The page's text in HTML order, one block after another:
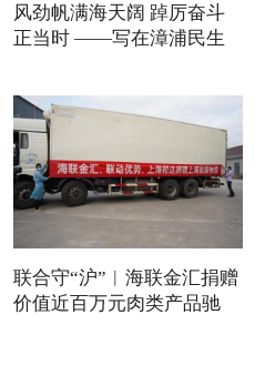
风劲帆满海天阔 踔厉奋斗
正当时 ——写在漳浦民生
联合守“沪”︱海联金汇捐赠
价值近百万元肉类产品驰